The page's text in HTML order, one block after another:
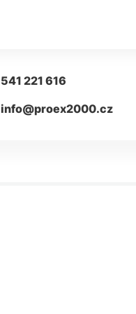
541 221 616
info@proex2000.cz